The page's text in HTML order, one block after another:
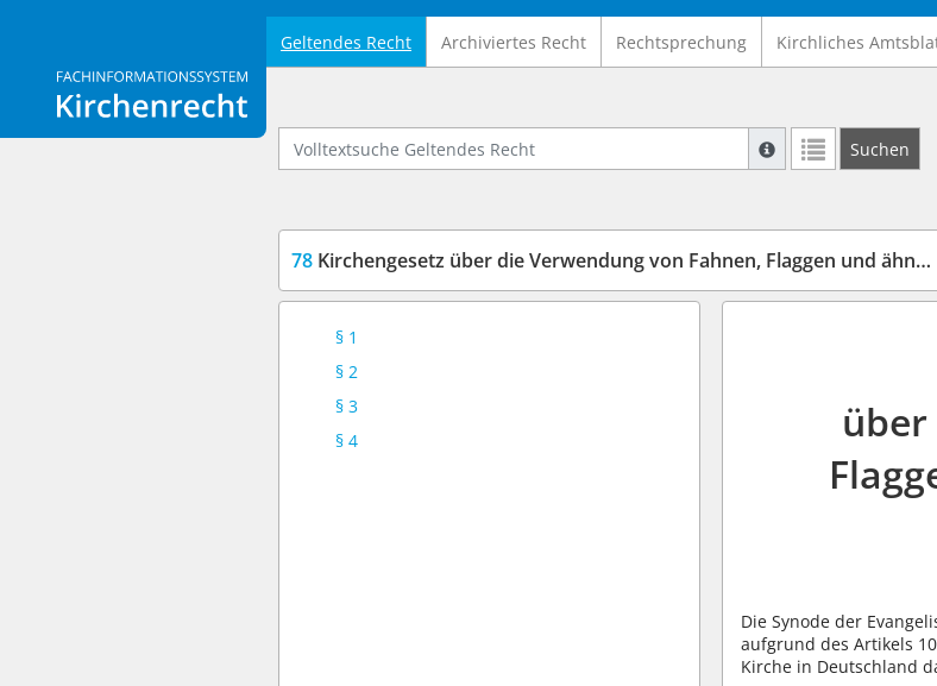
Logo Fachinformationssystem Kirchenrecht
Geltendes Recht Archiviertes Recht Rechtsprechung Kirchliches
Volltextsuche Geltendes Recht
Suche mit Platzhalter
Suchen
78 Kirchengesetz über die Verwendung von Fahnen, Flaggen und ähnlichen Kennzeichen
§ 1
§ 2
§ 3
§ 4
über
Die Synode der
aufgrund des Artikels
Kirche in Deutschland